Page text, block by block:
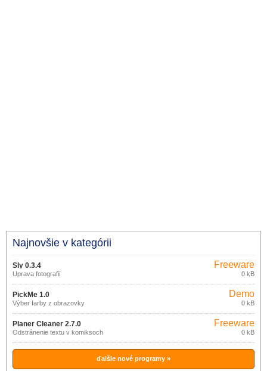
Najnovšie v kategórii
Sly 0.3.4
Úprava fotografií
Freeware
0 kB
PickMe 1.0
Výber farby z obrazovky
Demo
0 kB
Planer Cleaner 2.7.0
Odstránenie textu v komiksoch
Freeware
0 kB
ďalšie nové programy »